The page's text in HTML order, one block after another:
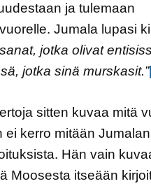
ja tulemaan
Jumala lupasi
jotka olivat
jotka sinä murskasit.”
sitten kuvaa mitä
ei kerro mitään Jumalan
Hän vain
Moosesta itseään